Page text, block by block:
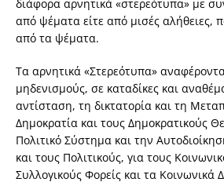
διάφορα αρνητικά «στερεότυπα» με
από ψέματα είτε από μισές αλήθειες,
από τα ψέματα.
Τα αρνητικά «Στερεότυπα»
μηδενισμούς, σε καταδίκες και
αντίσταση, τη δικτατορία και τη
Δημοκρατία και τους Δημοκρατικούς
Πολιτικό Σύστημα και την
και τους Πολιτικούς, για τους
Συλλογικούς Φορείς και τα Κοινωνικά